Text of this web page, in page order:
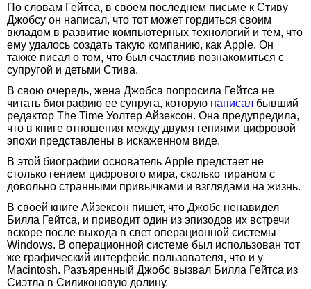
По словам Гейтса, в своем последнем письме к Стиву
Джобсу он написал, что тот может гордиться своим
вкладом в развитие компьютерных технологий и тем, что
ему удалось создать такую компанию, как Apple. Он
также писал о том, что был счастлив познакомиться с
супругой и детьми Стива.
В свою очередь, жена Джобса попросила Гейтса не
читать биографию ее супруга, которую написал бывший
редактор The Time Уолтер Айзексон. Она предупредила,
что в книге отношения между двумя гениями цифровой
эпохи представлены в искаженном виде.
В этой биографии основатель Apple предстает не
столько гением цифрового мира, сколько тираном с
довольно странными привычками и взглядами на жизнь.
В своей книге Айзексон пишет, что Джобс ненавидел
Билла Гейтса, и приводит один из эпизодов их встречи
вскоре после выхода в свет операционной системы
Windows. В операционной системе был использован тот
же графический интерфейс пользователя, что и у
Macintosh. Разъяренный Джобс вызвал Билла Гейтса из
Сиэтла в Силиконовую долину.